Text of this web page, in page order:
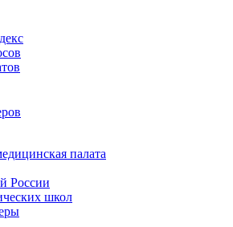
палата
России
школ